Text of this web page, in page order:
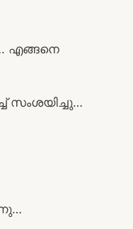
എങ്ങനെ
സംശയിച്ചു…